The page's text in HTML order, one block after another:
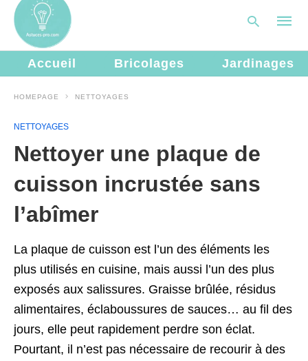
Accueil Bricolages Jardinages
HOMEPAGE NETTOYAGES
NETTOYAGES
Nettoyer une plaque de
cuisson incrustée sans
l’abîmer
La plaque de cuisson est l’un des éléments les
plus utilisés en cuisine, mais aussi l’un des plus
exposés aux salissures. Graisse brûlée, résidus
alimentaires, éclaboussures de sauces… au fil des
jours, elle peut rapidement perdre son éclat.
Pourtant, il n’est pas nécessaire de recourir à des